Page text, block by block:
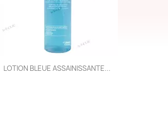
Aperçu rapide
LOTION BLEUE ASSAINISSANTE...